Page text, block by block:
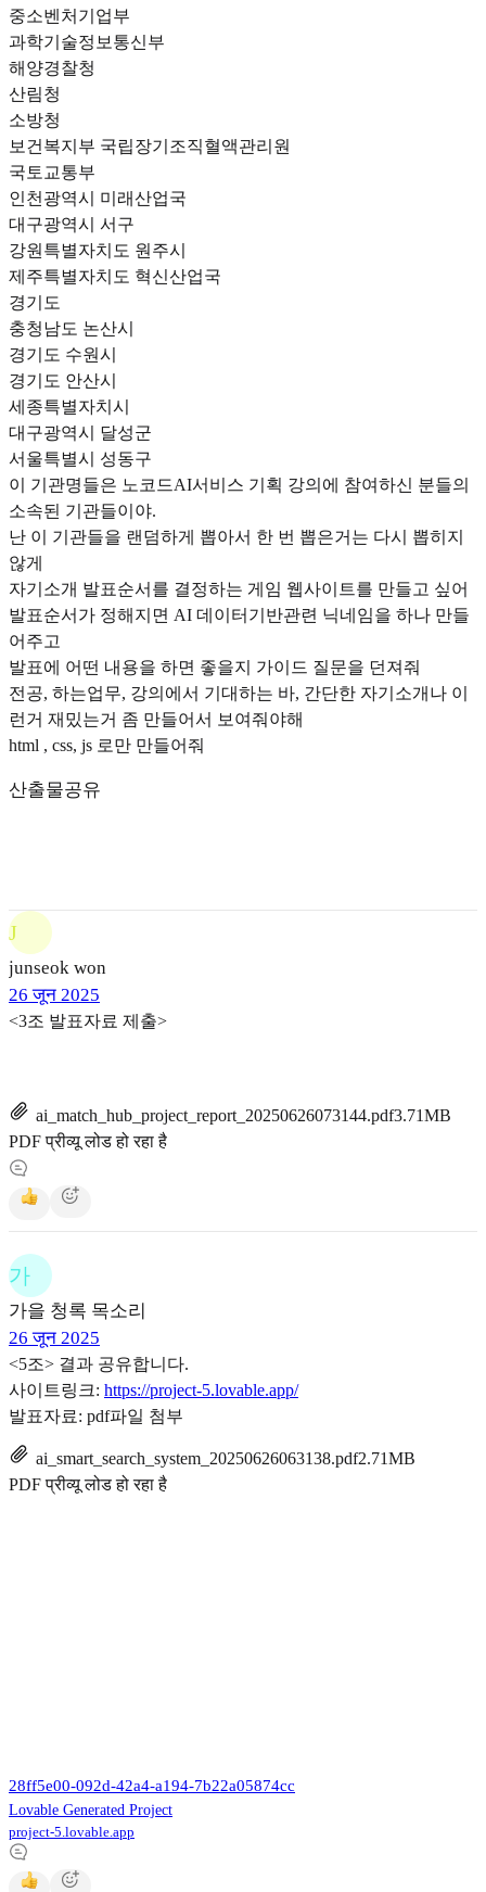
중소벤처기업부
과학기술정보통신부
해양경찰청
산림청
소방청
보건복지부 국립장기조직혈액관리원
국토교통부
인천광역시 미래산업국
대구광역시 서구
강원특별자치도 원주시
제주특별자치도 혁신산업국
경기도
충청남도 논산시
경기도 수원시
경기도 안산시
세종특별자치시
대구광역시 달성군
서울특별시 성동구
이 기관명들은 노코드AI서비스 기획 강의에 참여하신 분들의
소속된 기관들이야.
난 이 기관들을 랜덤하게 뽑아서 한 번 뽑은거는 다시 뽑히지
않게
자기소개 발표순서를 결정하는 게임 웹사이트를 만들고 싶어
발표순서가 정해지면 AI 데이터기반관련 닉네임을 하나 만들
어주고
발표에 어떤 내용을 하면 좋을지 가이드 질문을 던져줘
전공, 하는업무, 강의에서 기대하는 바, 간단한 자기소개나 이
런거 재밌는거 좀 만들어서 보여줘야해
html , css, js 로만 만들어줘
산출물공유
J
junseok won
26 जून 2025
<3조 발표자료 제출>
ai_match_hub_project_report_20250626073144.pdf3.71MB
PDF प्रीव्यू लोड हो रहा है
가
가을 청록 목소리
26 जून 2025
<5조> 결과 공유합니다.
사이트링크: https://project-5.lovable.app/
발표자료: pdf파일 첨부
ai_smart_search_system_20250626063138.pdf2.71MB
PDF प्रीव्यू लोड हो रहा है
28ff5e00-092d-42a4-a194-7b22a05874cc
Lovable Generated Project
project-5.lovable.app